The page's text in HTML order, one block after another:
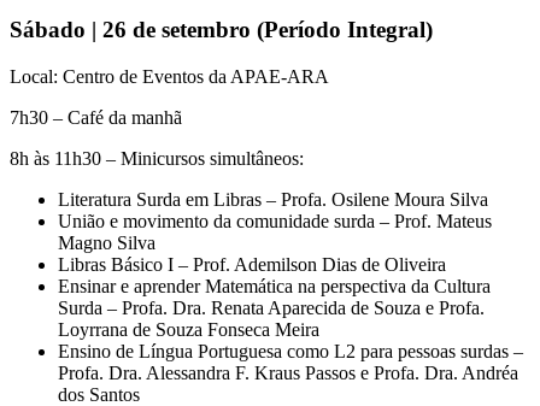
Sábado | 26 de setembro (Período Integral)
Local: Centro de Eventos da APAE-ARA
7h30 – Café da manhã
8h às 11h30 – Minicursos simultâneos:
Literatura Surda em Libras – Profa. Osilene Moura Silva
União e movimento da comunidade surda – Prof. Mateus
Magno Silva
Libras Básico I – Prof. Ademilson Dias de Oliveira
Ensinar e aprender Matemática na perspectiva da Cultura
Surda – Profa. Dra. Renata Aparecida de Souza e Profa.
Loyrrana de Souza Fonseca Meira
Ensino de Língua Portuguesa como L2 para pessoas surdas –
Profa. Dra. Alessandra F. Kraus Passos e Profa. Dra. Andréa
dos Santos